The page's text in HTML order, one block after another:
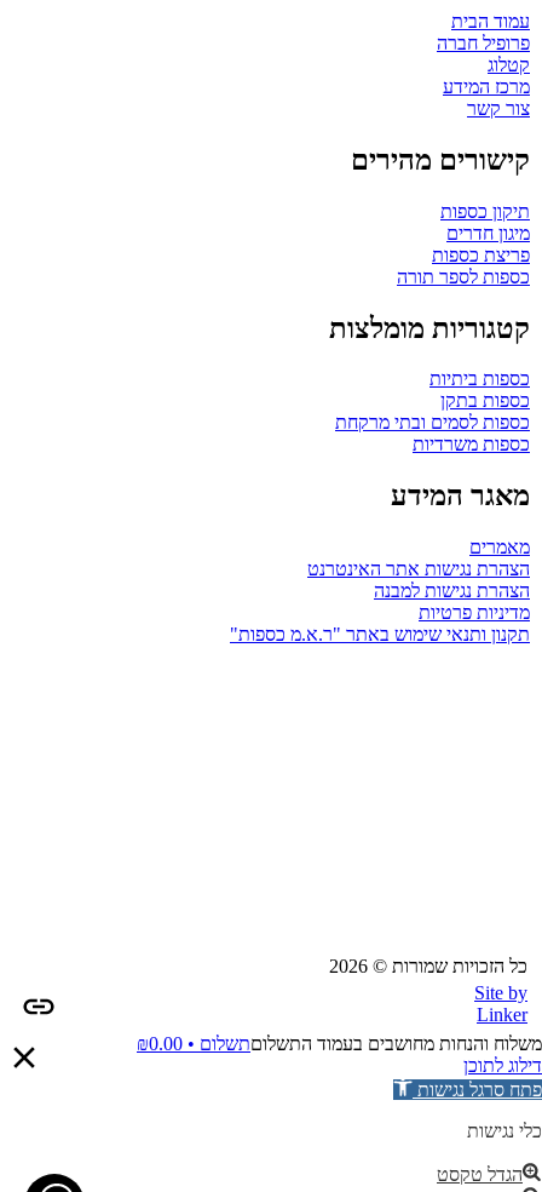
עמוד הבית
פרופיל חברה
קטלוג
מרכז המידע
צור קשר
קישורים מהירים
תיקון כספות
מיגון חדרים
פריצת כספות
כספות לספר תורה
קטגוריות מומלצות
כספות ביתיות
כספות בתקן
כספות לסמים ובתי מרקחת
כספות משרדיות
מאגר המידע
מאמרים
הצהרת נגישות אתר האינטרנט
הצהרת נגישות למבנה
מדיניות פרטיות
תקנון ותנאי שימוש באתר "ר.א.מ כספות"
כל הזכויות שמורות © 2026
Site by
Linker
משלוח והנחות מחושבים בעמוד התשלוםתשלום • ₪0.00
דילוג לתוכן
פתח סרגל נגישות
כלי נגישות
הגדל טקסט